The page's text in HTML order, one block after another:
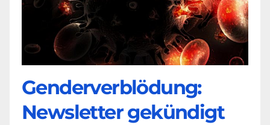
Genderverblödung:
Newsletter gekündigt